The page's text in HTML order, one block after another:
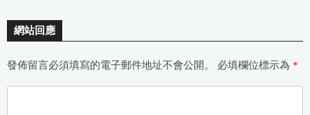
網站回應
發佈留言必須填寫的電子郵件地址不會公開。 必填欄位標示為 *